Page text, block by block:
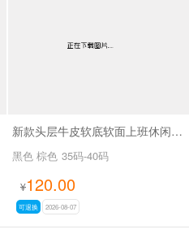
新款头层牛皮软底软面上班休闲百搭女鞋SA3076
黑色 棕色 35码-40码
¥120.00
可退换 2026-08-07